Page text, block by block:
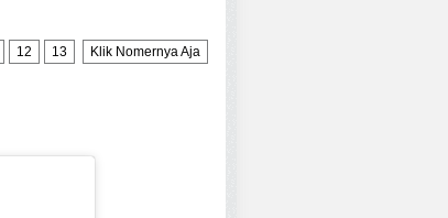
12 13 Klik Nomernya Aja